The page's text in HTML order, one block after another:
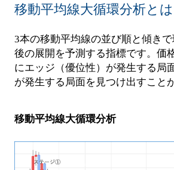
移動平均線大循環分析とは
3本の移動平均線の並び順と傾き
後の展開を予測する指標です。価
にエッジ（優位性）が発生する局
が発生する局面を見つけ出すこと
移動平均線大循環分析